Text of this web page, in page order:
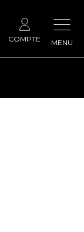
MENU
COMPTE